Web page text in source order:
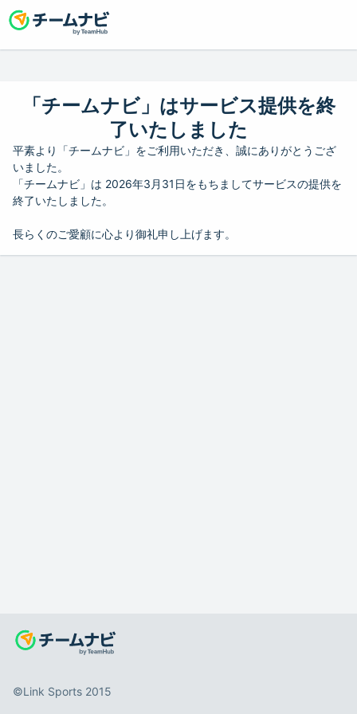
「チームナビ」はサービス提供を終
了いたしました
平素より「チームナビ」をご利用いただき、誠にありがとうござ
いました。
「チームナビ」は 2026年3月31日をもちましてサービスの提供を
終了いたしました。
長らくのご愛顧に心より御礼申し上げます。
©️Link Sports 2015